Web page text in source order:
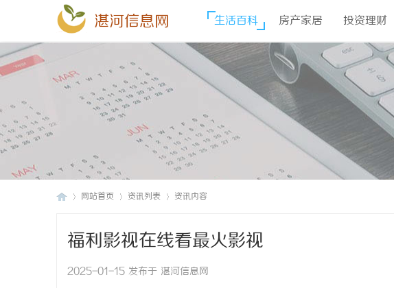
湛河信息网 生活百科 房产家居 投资理财
网站首页 资讯列表 资讯内容
福利影视在线看最火影视
2025-01-15 发布于 湛河信息网